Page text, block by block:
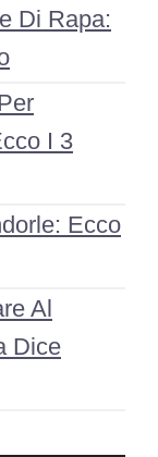
Di Rapa:
I 3
Ecco
Al
Dice